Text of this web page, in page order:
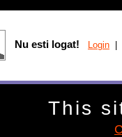
Nu esti logat! Login
This